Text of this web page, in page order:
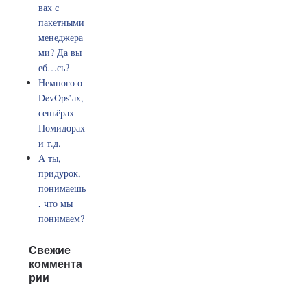
вах с
пакетными
менеджера
ми? Да вы
еб…сь?
Немного о
DevOps’ах,
сеньёрах
Помидорах
и т.д.
А ты,
придурок,
понимаешь
, что мы
понимаем?
Свежие
коммента
рии